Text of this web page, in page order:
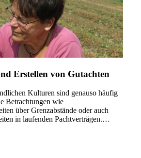
Erstellen von Gutachten
Kulturen sind genauso häufig
Betrachtungen wie
über Grenzabstände oder auch
in laufenden Pachtverträgen.…